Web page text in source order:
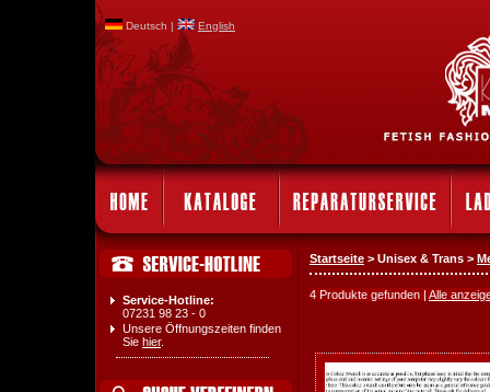
Deutsch | English
Service-Hotline:
07231 98 23 - 0
Unsere Öffnungszeiten finden
Sie hier.
Startseite > Unisex & Trans >
4 Produkte gefunden | Alle